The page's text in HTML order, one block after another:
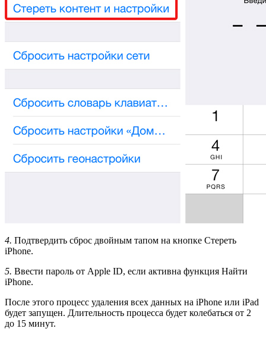
4. Подтвердить сброс двойным тапом на кнопке Стереть
iPhone.
5. Ввести пароль от Apple ID, если активна функция Найти
iPhone.
После этого процесс удаления всех данных на iPhone или iPad
будет запущен. Длительность процесса будет колебаться от 2
до 15 минут.